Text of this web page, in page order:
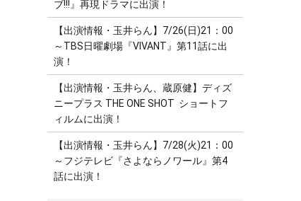
ブ!!!』再現ドラマに出演！
【出演情報・玉井らん】7/26(日)21：00
～TBS日曜劇場『VIVANT』第11話に出
演！
【出演情報・玉井らん、蔵原健】ディズ
ニープラス THE ONE SHOT ショートフ
ィルムに出演！
【出演情報・玉井らん】7/28(火)21：00
～フジテレビ『さよならノワール』第4
話に出演！